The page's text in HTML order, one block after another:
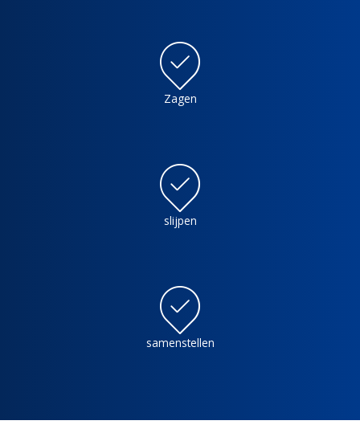
Zagen
slijpen
samenstellen